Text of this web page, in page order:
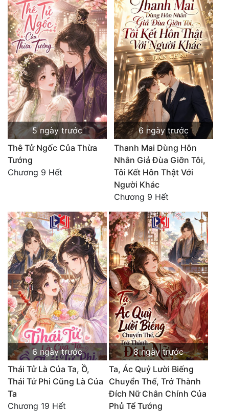
Tu Chân
Tu Tiên
Tội Phạm
Vô Địch
Võ Hiệp
Võng Du
Xuyên Không
Xuyên Nhanh
Xuyên Sách
Điền Văn
Đô Thị
Đông Phương
Đông Phương Huyền Huyễn
Đồng Nhân
Cẩu Đạo Trường Sinh
Ngự Thú
Truyện Nam
Truyện Nữ
5 ngày trước
Thê Tử Ngốc Của Thừa
Tướng
Chương 9 Hết
6 ngày trước
Thanh Mai Dùng Hôn
Nhân Giả Đùa Giỡn Tôi,
Tôi Kết Hôn Thật Với
Người Khác
Chương 9 Hết
6 ngày trước
Thái Tử Là Của Ta, Ồ,
Thái Tử Phi Cũng Là Của
Ta
Chương 19 Hết
8 ngày trước
Ta, Ác Quỷ Lười Biếng
Chuyển Thế, Trở Thành
Đích Nữ Chân Chính Của
Phủ Tể Tướng